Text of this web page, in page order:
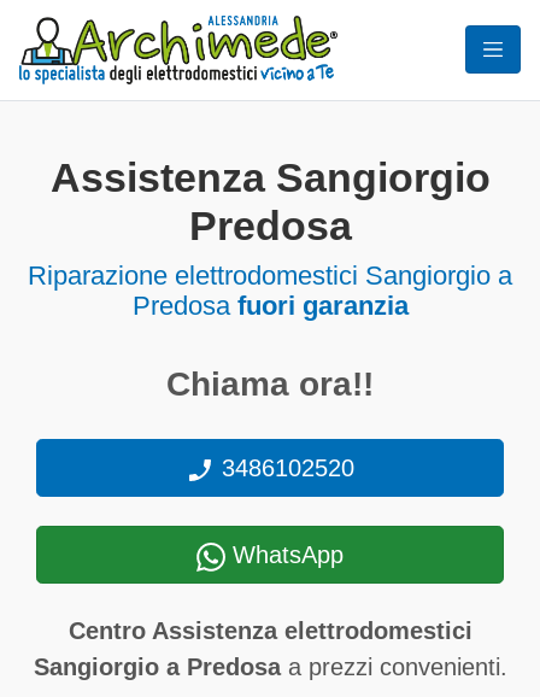
Assistenza Sangiorgio
Predosa
Riparazione elettrodomestici Sangiorgio a
Predosa fuori garanzia
Chiama ora!!
3486102520
WhatsApp
Centro Assistenza elettrodomestici
Sangiorgio a Predosaa prezzi convenienti.